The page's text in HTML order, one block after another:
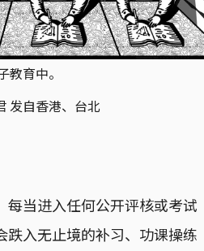
育中。
发自香港、台北
每当进入任何公开评核或考试
跌入无止境的补习、功课操练